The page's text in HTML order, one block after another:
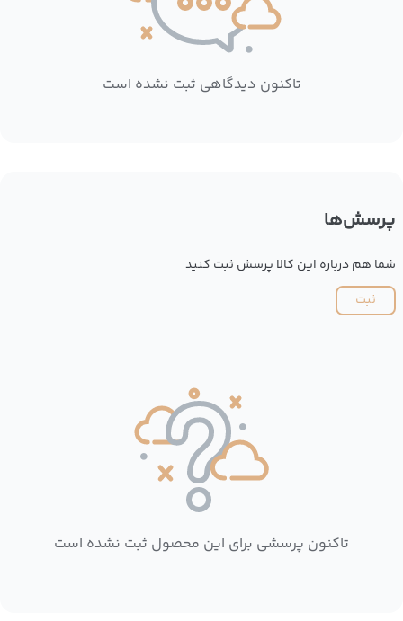
تاکنون دیدگاهی ثبت نشده است
پرسش‌ها
شما هم درباره این کالا پرسش ثبت کنید
ثبت
تاکنون پرسشی برای این محصول ثبت نشده است